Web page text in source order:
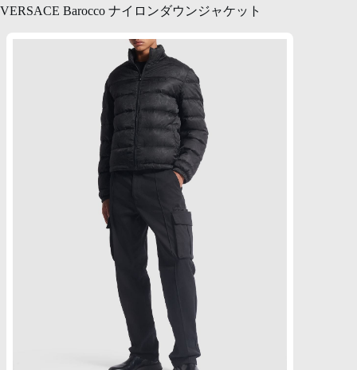
VERSACE Barocco ナイロンダウンジャケット